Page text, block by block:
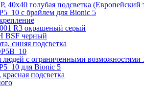
40х40 голубая подсветка (Европейский
с брайлем для Bionic 5
R3 окрашеный серый
BSF черный
синяя подсветка
с ограниченными возможностями
для Bionic 5
подсветка